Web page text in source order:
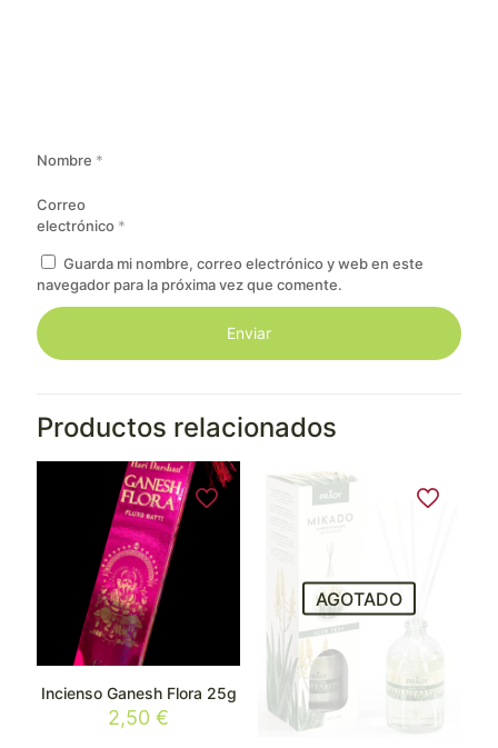
Nombre *
Correo
electrónico *
Guarda mi nombre, correo electrónico y web en este
navegador para la próxima vez que comente.
Productos relacionados
Incienso Ganesh Flora 25g
2,50€
AGOTADO